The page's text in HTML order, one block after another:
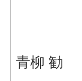
青柳 勧